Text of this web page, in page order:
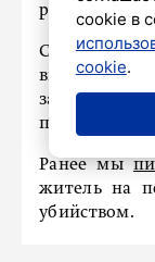
района.
выяснения
Ранее мы
житель на
убийством.
cookie в
cookie.